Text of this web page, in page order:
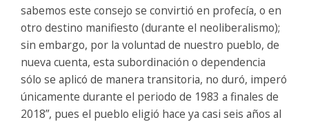
sabemos este consejo se convirtió en profecía, o en
otro destino manifiesto (durante el neoliberalismo);
sin embargo, por la voluntad de nuestro pueblo, de
nueva cuenta, esta subordinación o dependencia
sólo se aplicó de manera transitoria, no duró, imperó
únicamente durante el periodo de 1983 a finales de
2018”, pues el pueblo eligió hace ya casi seis años al